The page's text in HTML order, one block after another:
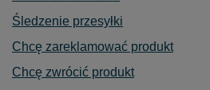
Śledzenie przesyłki
Chcę zareklamować produkt
Chcę zwrócić produkt